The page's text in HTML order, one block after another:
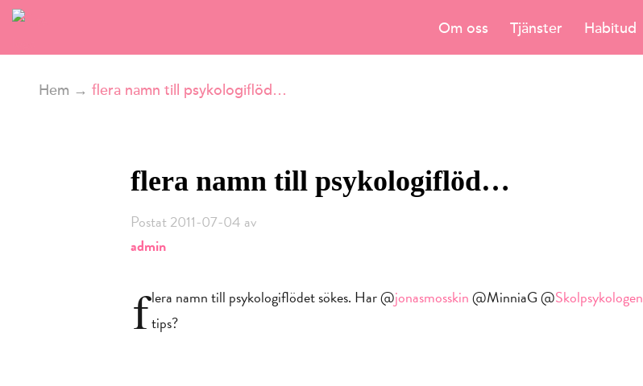
Om oss Tjänster Habitud
Hem → flera namn till psykologiflöd…
flera namn till psykologiflöd…
Postat 2011-07-04 av
admin
flera namn till psykologiflödet sökes. Har @jonasmosskin@MinniaG @Skolpsykologen
tips?